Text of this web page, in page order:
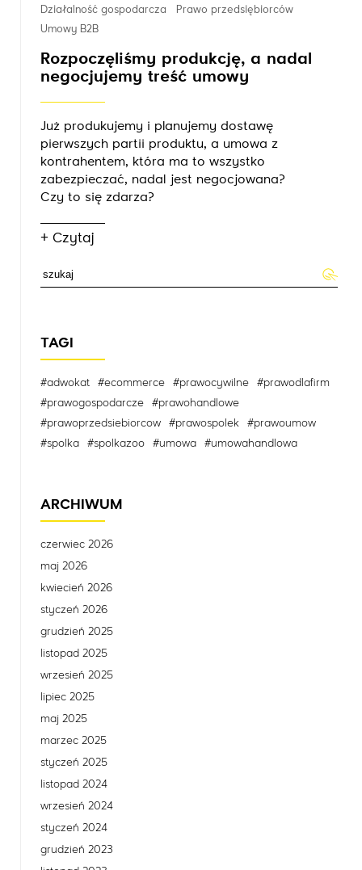
Działalność gospodarcza
Prawo przedsiębiorców
Umowy B2B
Rozpoczęliśmy produkcję, a nadal
negocjujemy treść umowy
Już produkujemy i planujemy dostawę
pierwszych partii produktu, a umowa z
kontrahentem, która ma to wszystko
zabezpieczać, nadal jest negocjowana?
Czy to się zdarza?
+ Czytaj
TAGI
#adwokat #ecommerce #prawocywilne
#prawodlafirm
#prawogospodarcze
#prawohandlowe
#prawoprzedsiebiorcow
#prawospolek
#prawoumow
#spolka
#spolkazoo #umowa #umowahandlowa
ARCHIWUM
czerwiec 2026
maj 2026
kwiecień 2026
styczeń 2026
grudzień 2025
listopad 2025
wrzesień 2025
lipiec 2025
maj 2025
marzec 2025
styczeń 2025
listopad 2024
wrzesień 2024
styczeń 2024
grudzień 2023